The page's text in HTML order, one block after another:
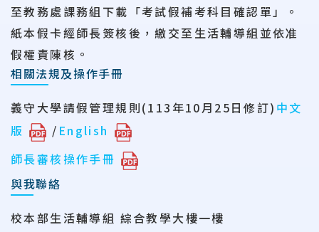
至教務處課務組下載「考試假補考科目確認單」。
紙本假卡經師長簽核後，繳交至生活輔導組並依准
假權責陳核。
相關法規及操作手冊
義守大學請假管理規則(113年10月25日修訂) 中文
版
/ English
師長審核操作手冊
與我聯絡
校本部生活輔導組 綜合教學大樓一樓